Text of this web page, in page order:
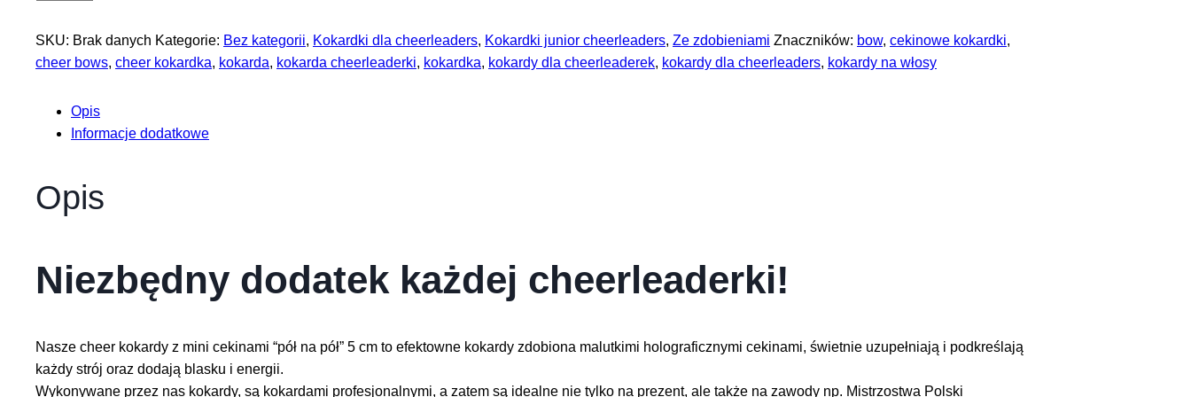
Kokardy
mini
cekinami
pół"
cm
SKU: Brak danych Kategorie: Bez kategorii, Kokardki dla cheerleaders, Kokardki junior cheerleaders, Ze zdobieniami Znaczników: bow, cekinowe kokardki,
cheer bows, cheer kokardka, kokarda, kokarda cheerleaderki, kokardka, kokardy dla cheerleaderek, kokardy dla cheerleaders, kokardy na włosy
Opis
Informacje dodatkowe
Opis
Niezbędny dodatek każdej cheerleaderki!
Nasze cheer kokardy z mini cekinami “pół na pół” 5 cm to efektowne kokardy zdobiona malutkimi holograficznymi cekinami, świetnie uzupełniają i podkreślają
każdy strój oraz dodają blasku i energii.
Wykonywane przez nas kokardy, są kokardami profesjonalnymi, a zatem są idealne nie tylko na prezent, ale także na zawody np. Mistrzostwa Polski